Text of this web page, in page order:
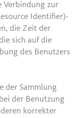
Verbindung zur
Identifier)-
die Zeit der
sich auf die
des Benutzers
der Sammlung
der Benutzung
korrekter